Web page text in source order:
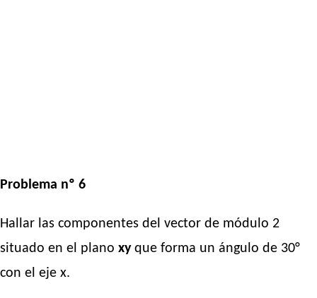
Problema nº 6
Hallar las componentes del vector de módulo 2
situado en el plano xyque forma un ángulo de 30°
con el eje x.